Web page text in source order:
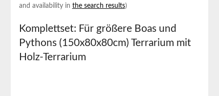
and availability in the search ​results)
Komplettset: Für größere‌ Boas und‌
Pythons (150x80x80cm) Terrarium mit
Holz-Terrarium